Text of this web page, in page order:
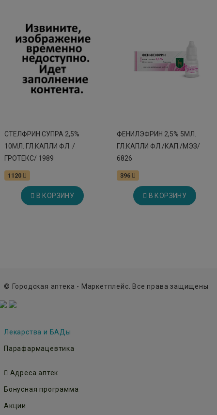
СТЕЛФРИН СУПРА 2,5%
10МЛ. ГЛ.КАПЛИ ФЛ. /
ГРОТЕКС/ 1989
1120
В КОРЗИНУ
ФЕНИЛЭФРИН 2,5% 5МЛ.
ГЛ.КАПЛИ ФЛ./КАП./МЭЗ/
6826
396
В КОРЗИНУ
© Городская аптека - Маркетплейс. Все права защищены
Лекарства и БАДы
Парафармацевтика
Адреса аптек
Бонусная программа
Акции